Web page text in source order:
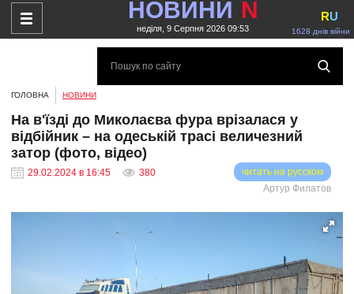
НОВИНИ N
неділя, 9 Серпня 2026 09:53 1628 днів війни
RU
ГОЛОВНА НОВИНИ
На в'їзді до Миколаєва фура врізалася у
відбійник – на одеській трасі величезний
затор (фото, відео)
29.02.2024 в 16:45 380
читать на русском
Артур Филатов